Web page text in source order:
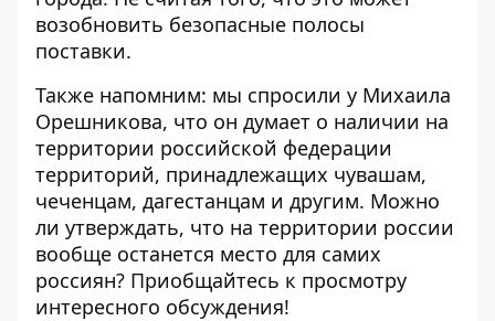
возобновить безопасные полосы
поставки.
Также напомним: мы спросили у Михаила
Орешникова, что он думает о наличии на
территории российской федерации
территорий, принадлежащих чувашам,
чеченцам, дагестанцам и другим. Можно
ли утверждать, что на территории россии
вообще останется место для самих
россиян? Приобщайтесь к просмотру
интересного обсуждения!